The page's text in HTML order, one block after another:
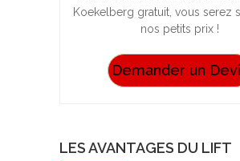
Koekelberg gratuit, vous serez
nos petits prix !
Demander un
LES AVANTAGES DU LIFT